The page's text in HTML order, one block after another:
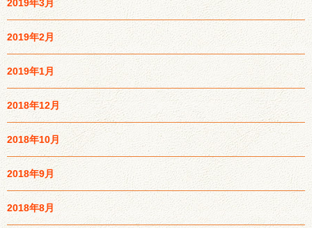
2019年3月
2019年2月
2019年1月
2018年12月
2018年10月
2018年9月
2018年8月